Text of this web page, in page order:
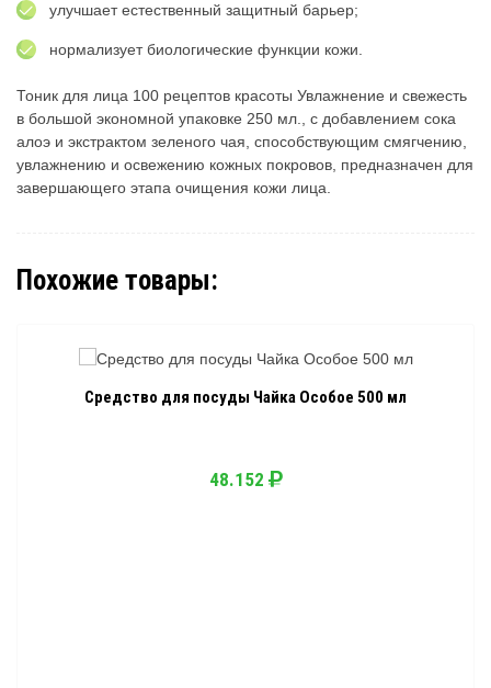
улучшает естественный защитный барьер;
нормализует биологические функции кожи.
Тоник для лица 100 рецептов красоты Увлажнение и свежесть
в большой экономной упаковке 250 мл., с добавлением сока
алоэ и экстрактом зеленого чая, способствующим смягчению,
увлажнению и освежению кожных покровов, предназначен для
завершающего этапа очищения кожи лица.
Похожие товары:
Средство для посуды Чайка Особое 500 мл
48.152